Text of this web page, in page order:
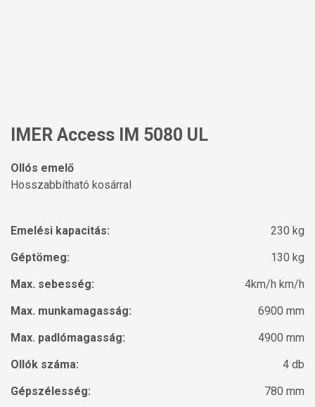
IMER Access IM 5080 UL
Ollós emelő
Hosszabbítható kosárral
Emelési kapacitás:
230 kg
Géptömeg:
130 kg
Max. sebesség:
4km/h km/h
Max. munkamagasság:
6900 mm
Max. padlómagasság:
4900 mm
Ollók száma:
4 db
Gépszélesség:
780 mm